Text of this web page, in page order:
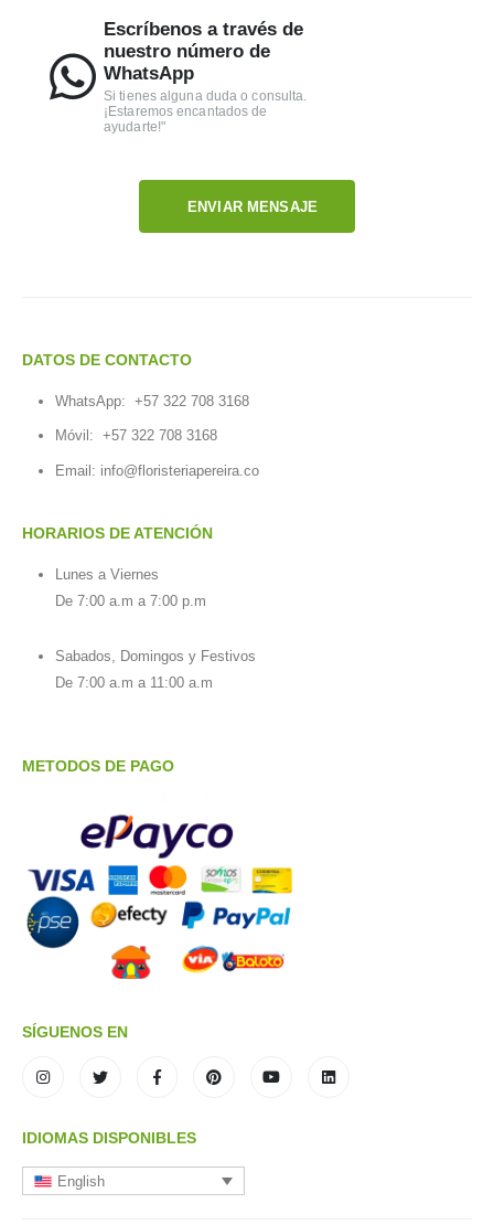
Escríbenos a través de
nuestro número de
WhatsApp
Si tienes alguna duda o consulta.
¡Estaremos encantados de
ayudarte!"
ENVIAR MENSAJE
DATOS DE CONTACTO
WhatsApp: +57 322 708 3168
Móvil: +57 322 708 3168
Email: info@floristeriapereira.co
HORARIOS DE ATENCIÓN
Lunes a Viernes
De 7:00 a.m a 7:00 p.m
Sabados, Domingos y Festivos
De 7:00 a.m a 11:00 a.m
METODOS DE PAGO
SÍGUENOS EN
IDIOMAS DISPONIBLES
English